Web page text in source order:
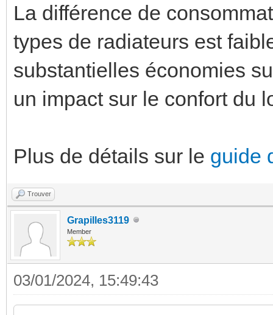
La différence de
types de radiateurs est
substantielles économies
un impact sur le confort du
Plus de détails sur le guide
Trouver
Grapilles3119
Member
03/01/2024, 15:49:43